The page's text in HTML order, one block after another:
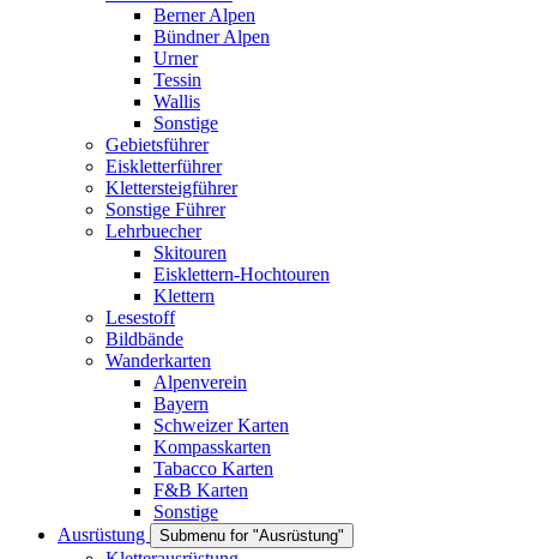
Berner Alpen
Bündner Alpen
Urner
Tessin
Wallis
Sonstige
Gebietsführer
Eiskletterführer
Klettersteigführer
Sonstige Führer
Lehrbuecher
Skitouren
Eisklettern-Hochtouren
Klettern
Lesestoff
Bildbände
Wanderkarten
Alpenverein
Bayern
Schweizer Karten
Kompasskarten
Tabacco Karten
F&B Karten
Sonstige
Ausrüstung
Submenu for "Ausrüstung"